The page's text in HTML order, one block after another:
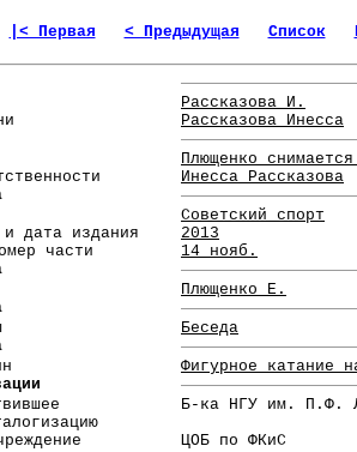
|< Первая < Предыдущая Список
Рассказова И.
Рассказова Инесса
Плющенко
Инесса Рассказова
Советский спорт
дата издания
2013
части
14 нояб.
Плющенко Е.
Беседа
Фигурное катание
Б-ка НГУ им. П.Ф.
ЦОБ по ФКиС